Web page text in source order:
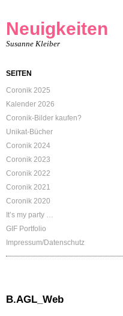
Neuigkeiten
Susanne Kleiber
SEITEN
Coronik 2025
Kalender 2026
Coronik-Bilder kaufen?
Unikat-Bücher
Coronik 2024
Coronik 2023
Coronik 2022
Coronik 2021
Coronik 2020
It’s my party …
GIF Portfolio
Impressum/Datenschutz
B.AGL_Web